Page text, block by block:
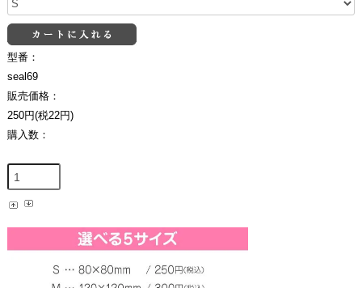
型番：
seal69
販売価格：
250円(税22円)
購入数：